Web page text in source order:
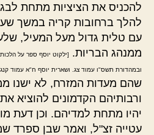
להכניס את הציציות מתחת
להלך ברחובות קריה במשך
עם טלית גדול מעל המעיל,
ממנהג הבריות.
[ילקוט יוסף ספר על
ובמהדורת תשס"ו עמוד צג. ושארית יוסף ח"א עמוד
שהם מעדות המזרח, לא ישנו
ורבותיהם הקדמונים להוציא
יהיו מתחת למדיהם. וכן דעת
עטייה זצ"ל, ואמר שבן ספרד